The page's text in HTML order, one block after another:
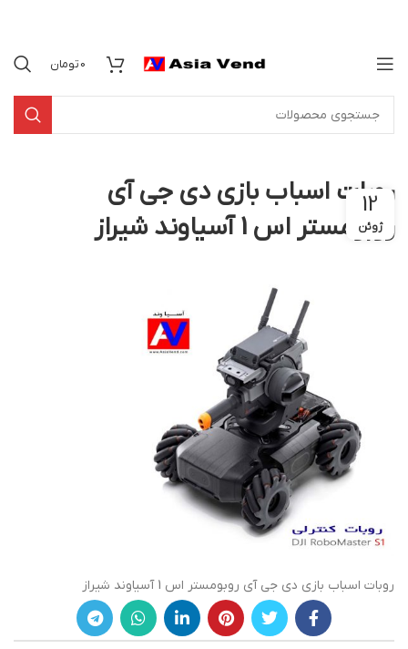
0تومان
روبات اسباب بازی دی جی آی
روبومستر اس 1 آسیاوند شیراز
12
ژوئن
روبات اسباب بازی دی جی آی روبومستر اس 1 آسیاوند شیراز